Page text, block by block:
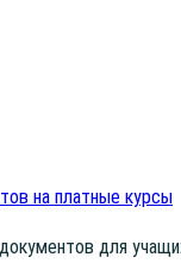
на платные курсы
для